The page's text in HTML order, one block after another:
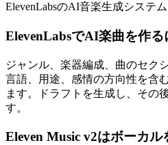
ElevenLabsのAI音楽生成システム
ElevenLabsでAI楽曲を作る
ジャンル、楽器編成、曲のセク
言語、用途、感情の方向性を含
ます。ドラフトを生成し、その
す。
Eleven Music v2はボーカル